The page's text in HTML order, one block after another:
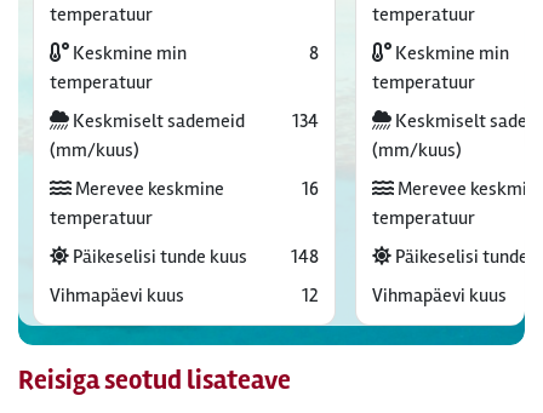
temperatuur
Keskmine min
temperatuur
8
Keskmiselt sademeid
(mm/kuus)
134
Merevee keskmine
temperatuur
16
Päikeselisi tunde kuus
148
Vihmapäevi kuus
12
temperatuur
Keskmine min
temperatuur
Keskmiselt
(mm/kuus)
Merevee
temperatuur
Päikeselisi tunde
Vihmapäevi kuus
Reisiga seotud lisateave